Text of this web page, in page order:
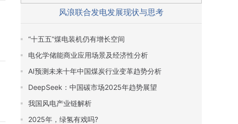
风浪联合发电发展现状与思考
“十五五”煤电装机仍有增长空间
电化学储能商业应用场景及经济性分析
AI预测未来十年中国煤炭行业变革趋势分析
DeepSeek：中国碳市场2025年趋势展望
我国风电产业链解析
2025年，绿氢有戏吗?